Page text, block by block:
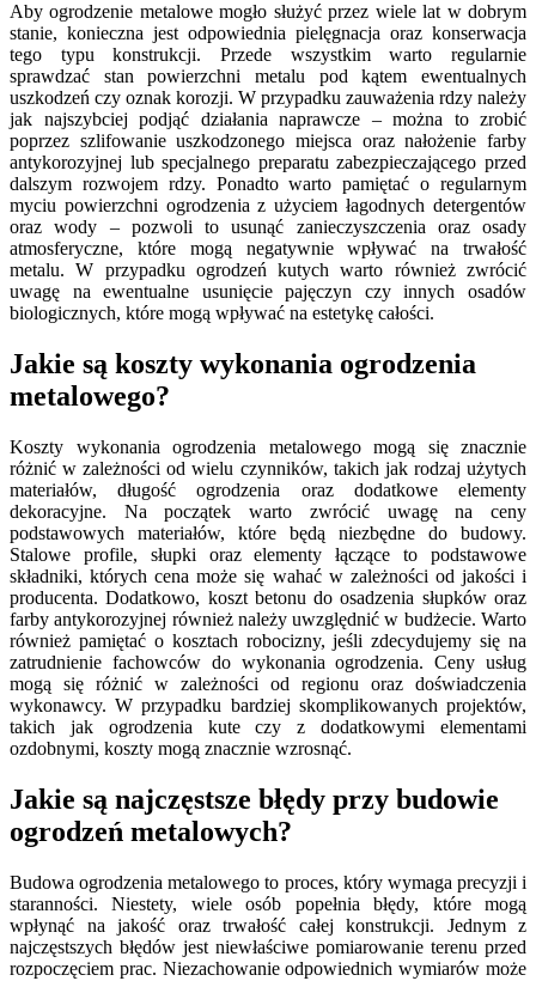
Aby ogrodzenie metalowe mogło służyć przez wiele lat w dobrym
stanie, konieczna jest odpowiednia pielęgnacja oraz konserwacja
tego typu konstrukcji. Przede wszystkim warto regularnie
sprawdzać stan powierzchni metalu pod kątem ewentualnych
uszkodzeń czy oznak korozji. W przypadku zauważenia rdzy należy
jak najszybciej podjąć działania naprawcze – można to zrobić
poprzez szlifowanie uszkodzonego miejsca oraz nałożenie farby
antykorozyjnej lub specjalnego preparatu zabezpieczającego przed
dalszym rozwojem rdzy. Ponadto warto pamiętać o regularnym
myciu powierzchni ogrodzenia z użyciem łagodnych detergentów
oraz wody – pozwoli to usunąć zanieczyszczenia oraz osady
atmosferyczne, które mogą negatywnie wpływać na trwałość
metalu. W przypadku ogrodzeń kutych warto również zwrócić
uwagę na ewentualne usunięcie pajęczyn czy innych osadów
biologicznych, które mogą wpływać na estetykę całości.
Jakie są koszty wykonania ogrodzenia
metalowego?
Koszty wykonania ogrodzenia metalowego mogą się znacznie
różnić w zależności od wielu czynników, takich jak rodzaj użytych
materiałów, długość ogrodzenia oraz dodatkowe elementy
dekoracyjne. Na początek warto zwrócić uwagę na ceny
podstawowych materiałów, które będą niezbędne do budowy.
Stalowe profile, słupki oraz elementy łączące to podstawowe
składniki, których cena może się wahać w zależności od jakości i
producenta. Dodatkowo, koszt betonu do osadzenia słupków oraz
farby antykorozyjnej również należy uwzględnić w budżecie. Warto
również pamiętać o kosztach robocizny, jeśli zdecydujemy się na
zatrudnienie fachowców do wykonania ogrodzenia. Ceny usług
mogą się różnić w zależności od regionu oraz doświadczenia
wykonawcy. W przypadku bardziej skomplikowanych projektów,
takich jak ogrodzenia kute czy z dodatkowymi elementami
ozdobnymi, koszty mogą znacznie wzrosnąć.
Jakie są najczęstsze błędy przy budowie
ogrodzeń metalowych?
Budowa ogrodzenia metalowego to proces, który wymaga precyzji i
staranności. Niestety, wiele osób popełnia błędy, które mogą
wpłynąć na jakość oraz trwałość całej konstrukcji. Jednym z
najczęstszych błędów jest niewłaściwe pomiarowanie terenu przed
rozpoczęciem prac. Niezachowanie odpowiednich wymiarów może